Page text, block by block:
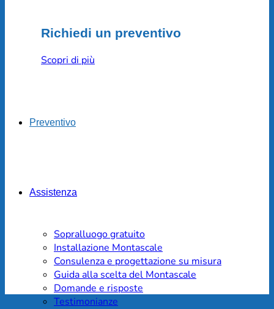
Richiedi un preventivo
Scopri di più
Preventivo
Assistenza
Sopralluogo gratuito
Installazione Montascale
Consulenza e progettazione su misura
Guida alla scelta del Montascale
Domande e risposte
Testimonianze